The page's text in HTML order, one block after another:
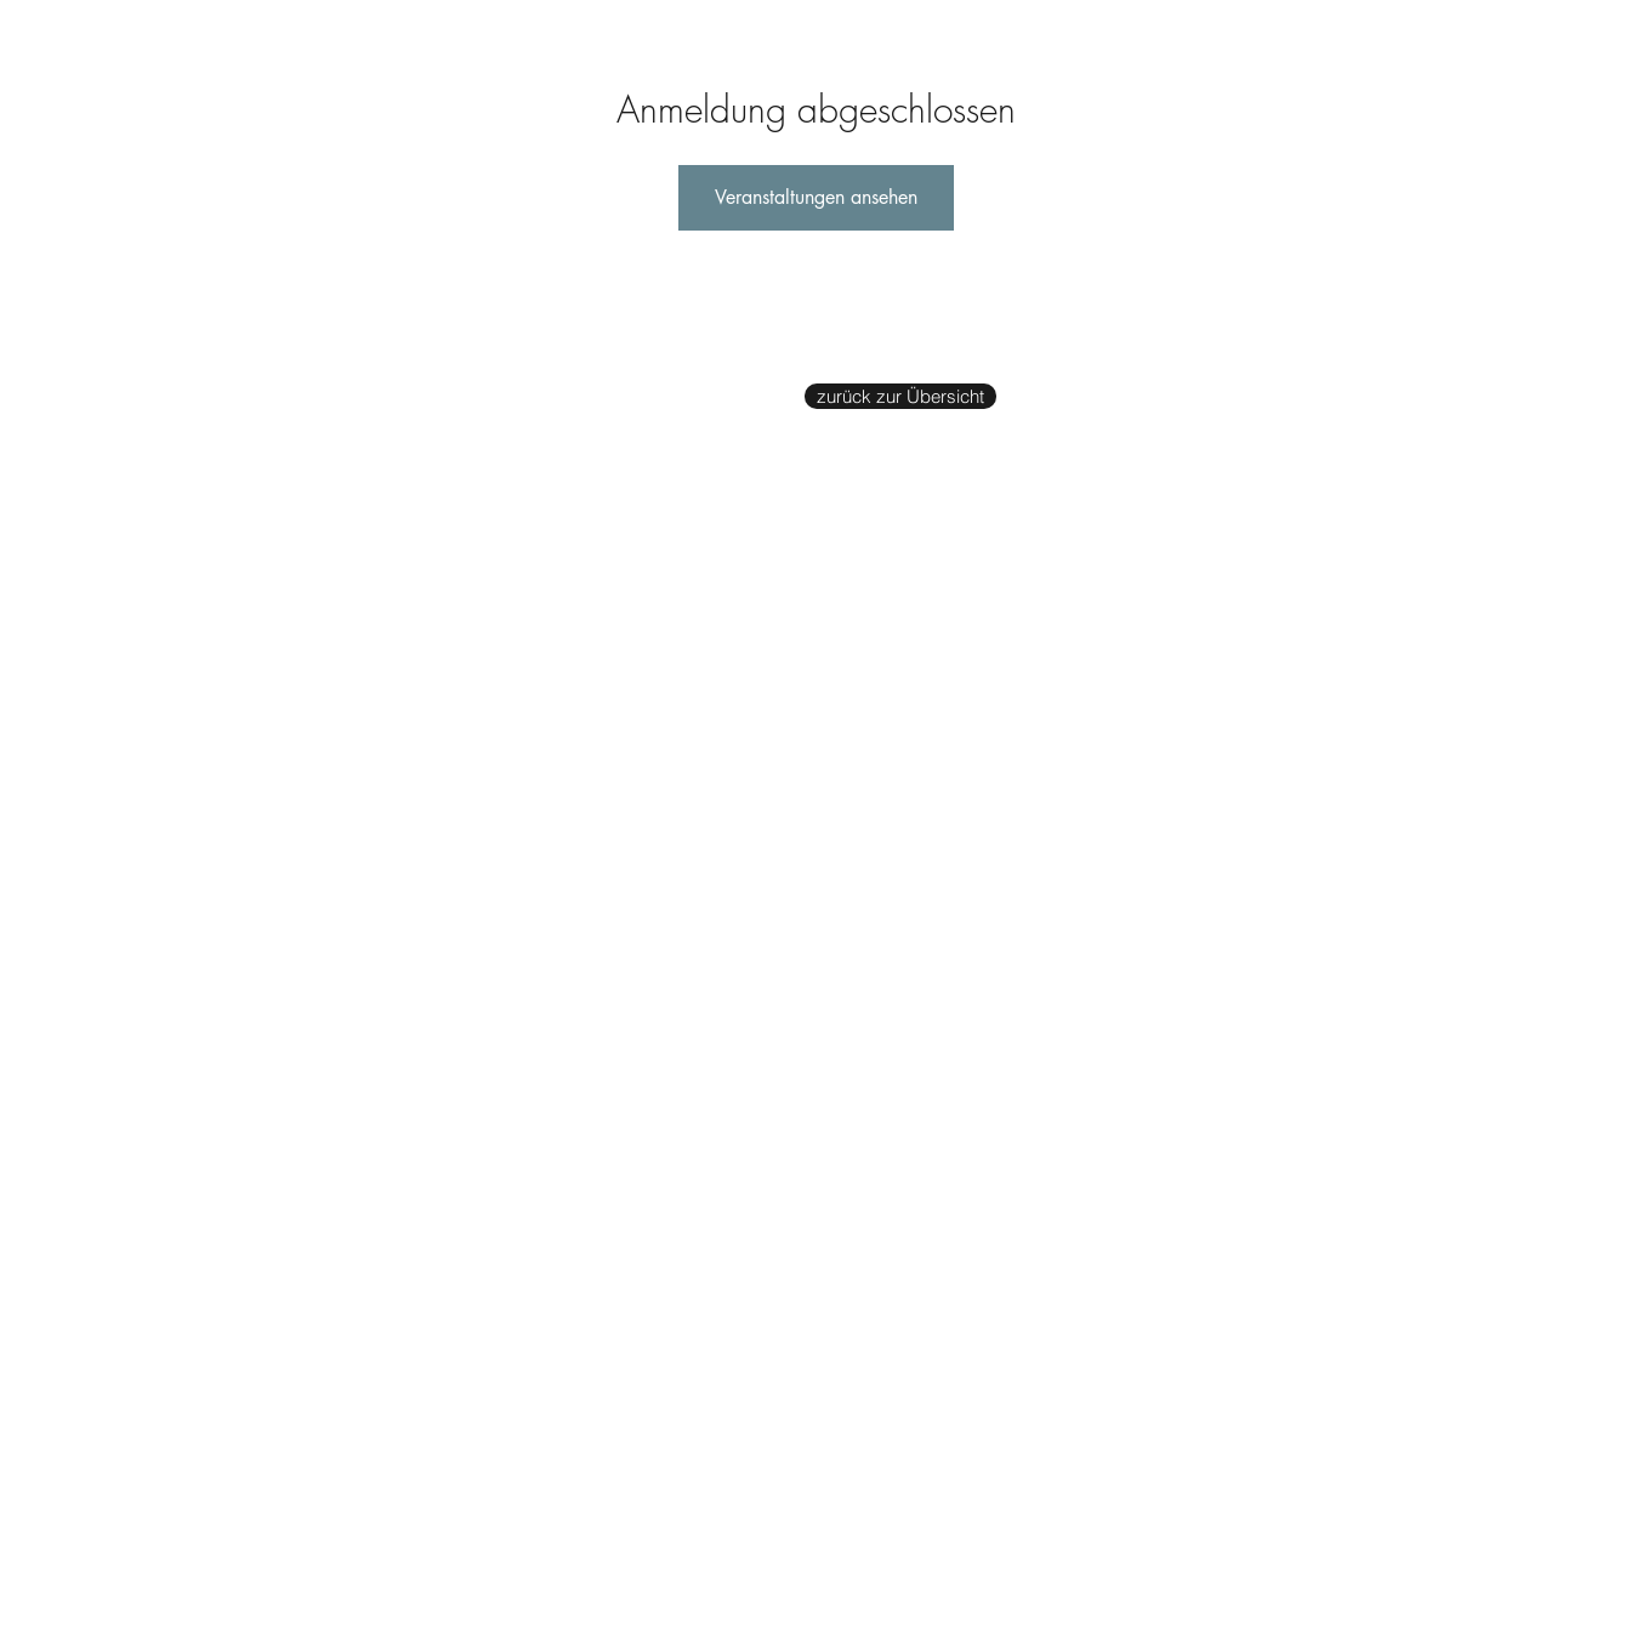
Anmeldung abgeschlossen
Veranstaltungen ansehen
zurück zur Übersicht